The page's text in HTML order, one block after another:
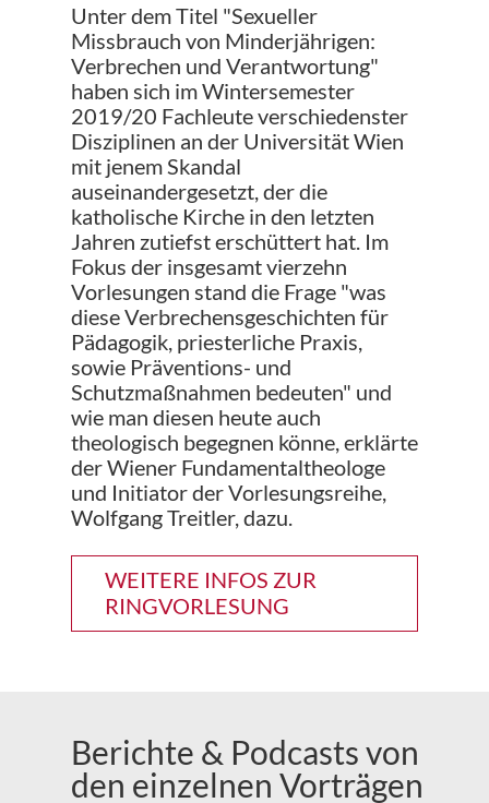
Unter dem Titel "Sexueller
Missbrauch von Minderjährigen:
Verbrechen und Verantwortung"
haben sich im Wintersemester
2019/20 Fachleute verschiedenster
Disziplinen an der Universität Wien
mit jenem Skandal
auseinandergesetzt, der die
katholische Kirche in den letzten
Jahren zutiefst erschüttert hat. Im
Fokus der insgesamt vierzehn
Vorlesungen stand die Frage "was
diese Verbrechensgeschichten für
Pädagogik, priesterliche Praxis,
sowie Präventions- und
Schutzmaßnahmen bedeuten" und
wie man diesen heute auch
theologisch begegnen könne, erklärte
der Wiener Fundamentaltheologe
und Initiator der Vorlesungsreihe,
Wolfgang Treitler, dazu.
WEITERE INFOS ZUR
RINGVORLESUNG
Berichte & Podcasts von
den einzelnen Vorträgen